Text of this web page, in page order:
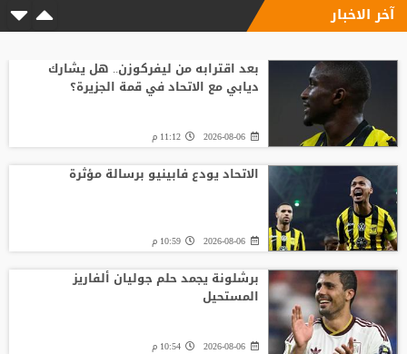
آخر الاخبار
بعد اقترابه من ليفركوزن.. هل يشارك
ديابي مع الاتحاد في قمة الجزيرة؟
2026-08-06 11:12 م
الاتحاد يودع فابينيو برسالة مؤثرة
2026-08-06 10:59 م
برشلونة يجمد حلم جوليان ألفاريز
المستحيل
2026-08-06 10:54 م